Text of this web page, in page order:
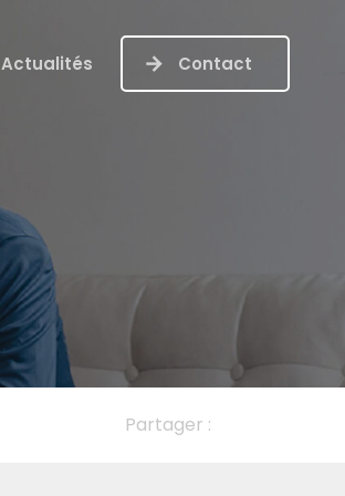
Actualités Contact
Partager :